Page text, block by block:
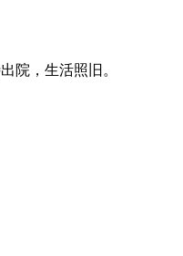
院，生活照旧。